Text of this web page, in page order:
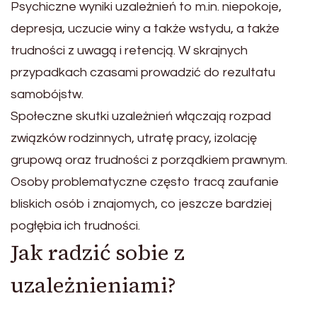
Psychiczne wyniki uzależnień to m.in. niepokoje,
depresja, uczucie winy a także wstydu, a także
trudności z uwagą i retencją. W skrajnych
przypadkach czasami prowadzić do rezultatu
samobójstw.
Społeczne skutki uzależnień włączają rozpad
związków rodzinnych, utratę pracy, izolację
grupową oraz trudności z porządkiem prawnym.
Osoby problematyczne często tracą zaufanie
bliskich osób i znajomych, co jeszcze bardziej
pogłębia ich trudności.
Jak radzić sobie z
uzależnieniami?